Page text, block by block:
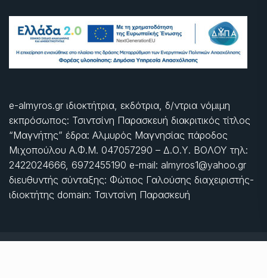
e-almyros.gr ιδιοκτήτρια, εκδότρια, δ/ντρια νόμιμη
εκπρόσωπος: Τσιντσίνη Παρασκευή διακριτικός τίτλος
“Μαγνήτης” έδρα: Αλμυρός Μαγνησίας πάροδος
Μιχοπούλου Α.Φ.Μ. 047057290 – Δ.Ο.Υ. ΒΟΛΟΥ τηλ:
2422024666, 6972455190 e-mail: almyros1@yahoo.gr
διευθυντής σύνταξης: Φώτιος Γαλούσης διαχειριστής-
ιδιοκτήτης domain: Τσιντσίνη Παρασκευή